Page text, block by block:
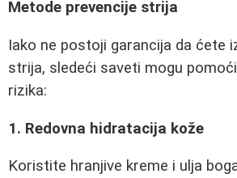
Metode prevencije strija
Iako ne postoji garancija da ćete
strija, sledeći saveti mogu
rizika:
1. Redovna hidratacija kože
Koristite hranjive kreme i ulja